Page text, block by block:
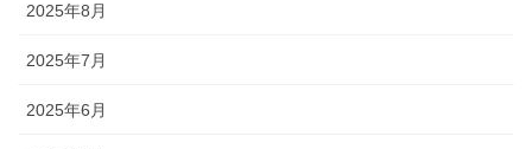
2025年8月
2025年7月
2025年6月